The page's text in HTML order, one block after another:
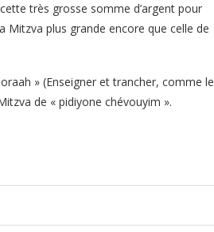
très grosse somme d’argent pour
Mitzva plus grande encore que celle de
» (Enseigner et trancher, comme le
de « pidiyone chévouyim ».